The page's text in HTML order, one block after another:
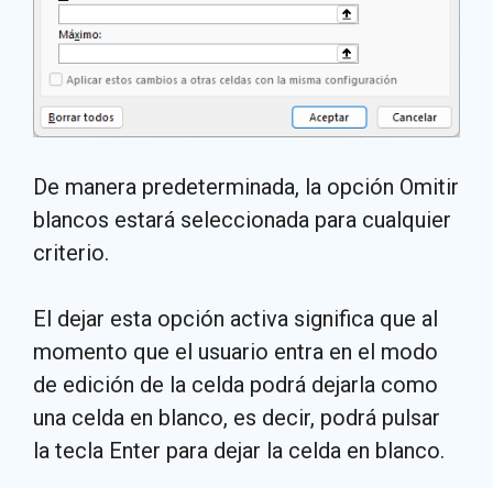
De manera predeterminada, la opción Omitir
blancos estará seleccionada para cualquier
criterio.
El dejar esta opción activa significa que al
momento que el usuario entra en el modo
de edición de la celda podrá dejarla como
una celda en blanco, es decir, podrá pulsar
la tecla Enter para dejar la celda en blanco.